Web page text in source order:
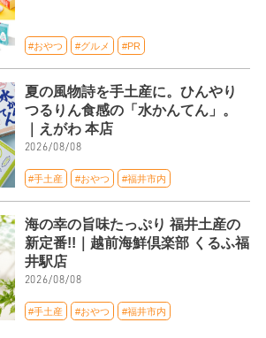
#おやつ #グルメ #PR
夏の風物詩を手土産に。ひんやり
つるりん食感の「水かんてん」。
｜えがわ 本店
2026/08/08
#手土産 #おやつ #福井市内
海の幸の旨味たっぷり 福井土産の
新定番!!｜越前海鮮倶楽部 くるふ福
井駅店
2026/08/08
#手土産 #おやつ #福井市内